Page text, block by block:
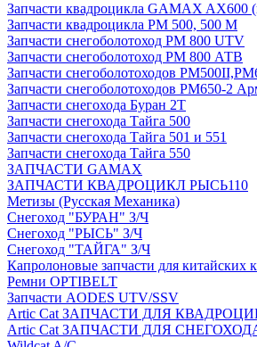
Запчасти квадроцикла GAMAX AX600
Запчасти квадроцикла РМ 500, 500 М
Запчасти снегоболотоход РМ 800 UTV
Запчасти снегоболотоход РМ 800 АТВ
Запчасти снегоболотоходов
Запчасти снегоболотоходов РМ650-2
Запчасти снегохода Буран 2Т
Запчасти снегохода Тайга 500
Запчасти снегохода Тайга 501 и 551
Запчасти снегохода Тайга 550
ЗАПЧАСТИ GAMAX
ЗАПЧАСТИ КВАДРОЦИКЛ РЫСЬ110
Метизы (Русская Механика)
Снегоход "БУРАН" З/Ч
Снегоход "РЫСЬ" З/Ч
Снегоход "ТАЙГА" З/Ч
Капролоновые запчасти для китайских
Ремни OPTIBELT
Запчасти AODES UTV/SSV
Artic Cat ЗАПЧАСТИ ДЛЯ
Artic Cat ЗАПЧАСТИ ДЛЯ